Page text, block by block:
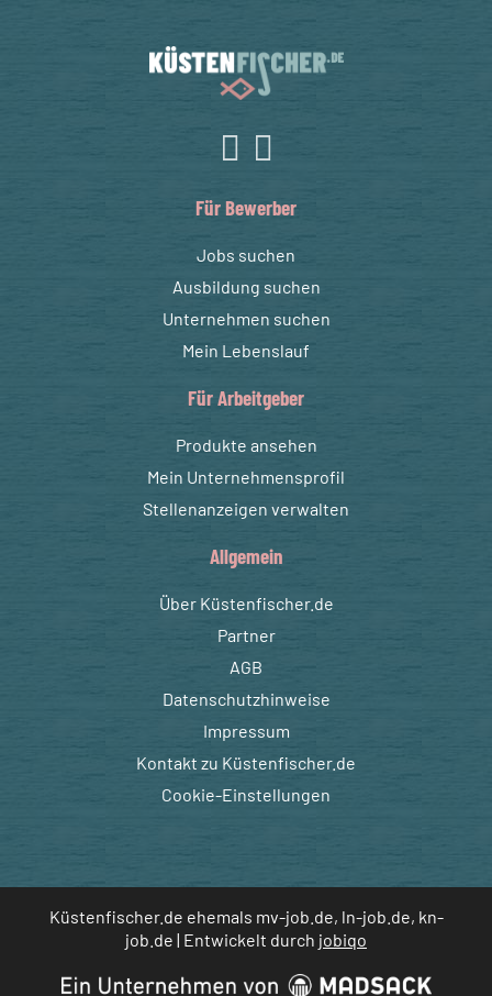
Für Bewerber
Jobs suchen
Ausbildung suchen
Unternehmen suchen
Mein Lebenslauf
Für Arbeitgeber
Produkte ansehen
Mein Unternehmensprofil
Stellenanzeigen verwalten
Allgemein
Über Küstenfischer.de
Partner
AGB
Datenschutzhinweise
Impressum
Kontakt zu Küstenfischer.de
Cookie-Einstellungen
Küstenfischer.de ehemals mv-job.de, ln-job.de, kn-
job.de | Entwickelt durch jobiqo